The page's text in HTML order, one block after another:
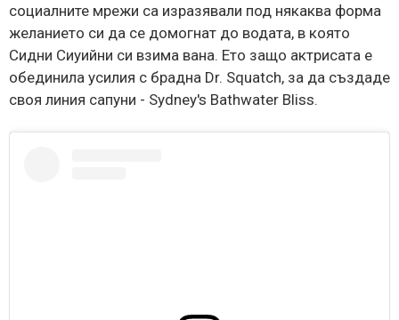
социалните мрежи са изразявали под някаква форма
желанието си да се домогнат до водата, в която
Сидни Сиуийни си взима вана. Ето защо актрисата е
обединила усилия с брадна Dr. Squatch, за да създаде
своя линия сапуни - Sydney's Bathwater Bliss.